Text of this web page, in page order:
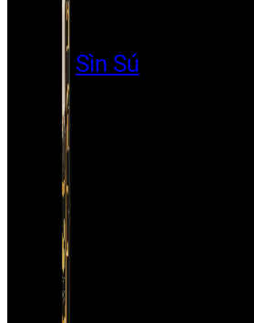
Sìn Sú